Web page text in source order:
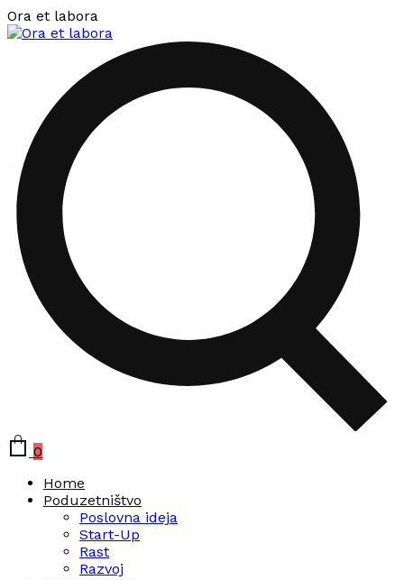
Ora et labora
0
Home
Poduzetništvo
Poslovna ideja
Start-Up
Rast
Razvoj